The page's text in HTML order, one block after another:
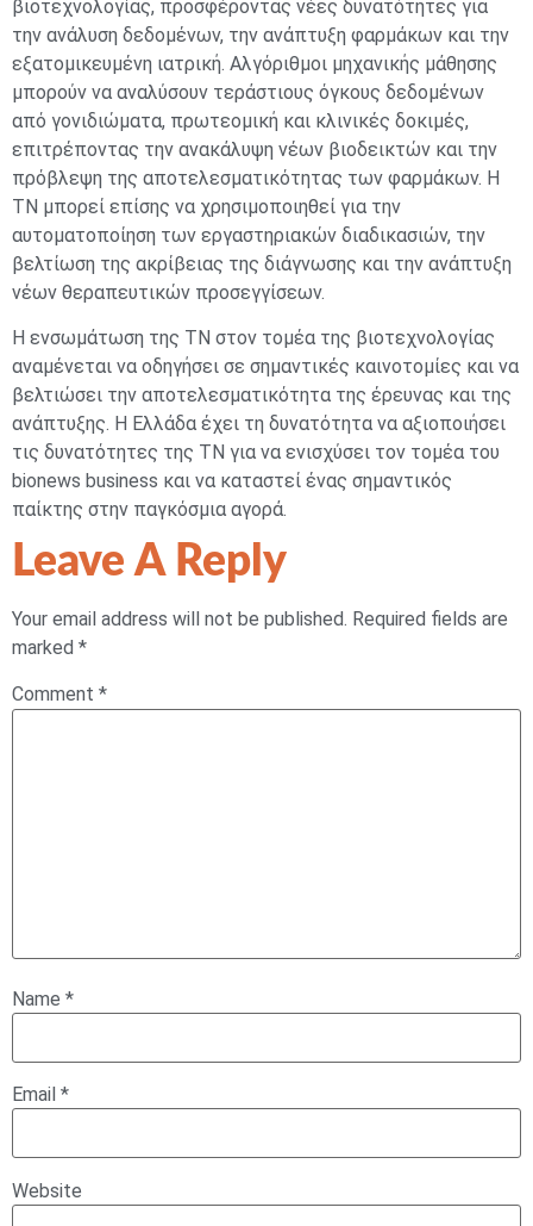
βιοτεχνολογίας, προσφέροντας νέες δυνατότητες για
την ανάλυση δεδομένων, την ανάπτυξη φαρμάκων και την
εξατομικευμένη ιατρική. Αλγόριθμοι μηχανικής μάθησης
μπορούν να αναλύσουν τεράστιους όγκους δεδομένων
από γονιδιώματα, πρωτεομική και κλινικές δοκιμές,
επιτρέποντας την ανακάλυψη νέων βιοδεικτών και την
πρόβλεψη της αποτελεσματικότητας των φαρμάκων. Η
ΤΝ μπορεί επίσης να χρησιμοποιηθεί για την
αυτοματοποίηση των εργαστηριακών διαδικασιών, την
βελτίωση της ακρίβειας της διάγνωσης και την ανάπτυξη
νέων θεραπευτικών προσεγγίσεων.
Η ενσωμάτωση της ΤΝ στον τομέα της βιοτεχνολογίας
αναμένεται να οδηγήσει σε σημαντικές καινοτομίες και να
βελτιώσει την αποτελεσματικότητα της έρευνας και της
ανάπτυξης. Η Ελλάδα έχει τη δυνατότητα να αξιοποιήσει
τις δυνατότητες της ΤΝ για να ενισχύσει τον τομέα του
bionews business και να καταστεί ένας σημαντικός
παίκτης στην παγκόσμια αγορά.
Leave A Reply
Your email address will not be published. Required fields are
marked *
Comment *
Name *
Email *
Website